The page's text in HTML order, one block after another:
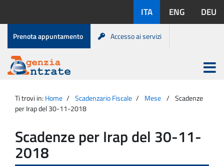
contenuto
disponibili:
ITA ENG DEU
Menu
di
servizio
Prenota appuntamento Accesso ai servizi
Agenzia
Entrate
Apri
menu
principale
Ti trovi in: Home Scadenzario Fiscale Mese
Scadenze
per Irap del 30-11-2018
Scadenze per Irap del 30-11-
2018